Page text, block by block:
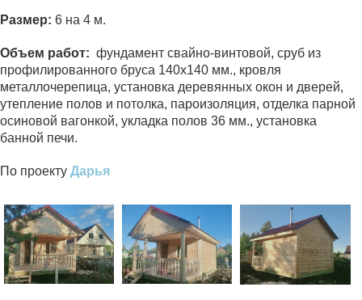
Размер: 6 на 4 м.
Объем работ: фундамент свайно-винтовой, сруб из
профилированного бруса 140х140 мм., кровля
металлочерепица, установка деревянных окон и дверей,
утепление полов и потолка, пароизоляция, отделка парной
осиновой вагонкой, укладка полов 36 мм., установка
банной печи.
По проекту Дарья